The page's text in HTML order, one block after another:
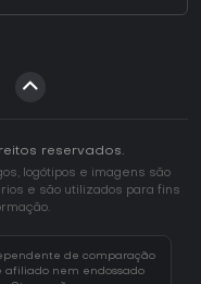
reservados.
logótipos e imagens são
e são utilizados para fins
de comparação
afiliado nem endossado